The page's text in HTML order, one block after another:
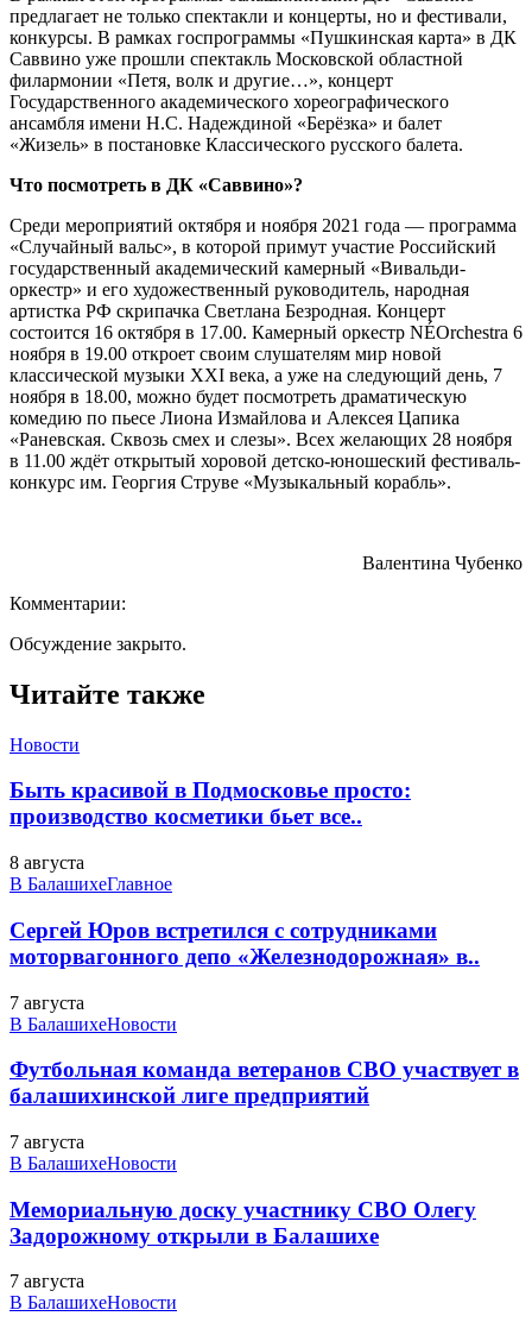
предлагает не только спектакли и концерты, но и фестивали,
конкурсы. В рамках госпрограммы «Пушкинская карта» в ДК
Саввино уже прошли спектакль Московской областной
филармонии «Петя, волк и другие…», концерт
Государственного академического хореографического
ансамбля имени Н.С. Надеждиной «Берёзка» и балет
«Жизель» в постановке Классического русского балета.
Что посмотреть в ДК «Саввино»?
Среди мероприятий октября и ноября 2021 года — программа
«Случайный вальс», в которой примут участие Российский
государственный академический камерный «Вивальди-
оркестр» и его художественный руководитель, народная
артистка РФ скрипачка Светлана Безродная. Концерт
состоится 16 октября в 17.00. Камерный оркестр NÉOrchestra 6
ноября в 19.00 откроет своим слушателям мир новой
классической музыки XXI века, а уже на следующий день, 7
ноября в 18.00, можно будет посмотреть драматическую
комедию по пьесе Лиона Измайлова и Алексея Цапика
«Раневская. Сквозь смех и слезы». Всех желающих 28 ноября
в 11.00 ждёт открытый хоровой детско-юношеский фестиваль-
конкурс им. Георгия Струве «Музыкальный корабль».
Валентина Чубенко
Комментарии:
Обсуждение закрыто.
Читайте также
Новости
Быть красивой в Подмосковье просто:
производство косметики бьет все..
8 августа
В БалашихеГлавное
Сергей Юров встретился с сотрудниками
моторвагонного депо «Железнодорожная» в..
7 августа
В БалашихеНовости
Футбольная команда ветеранов СВО участвует в
балашихинской лиге предприятий
7 августа
В БалашихеНовости
Мемориальную доску участнику СВО Олегу
Задорожному открыли в Балашихе
7 августа
В БалашихеНовости